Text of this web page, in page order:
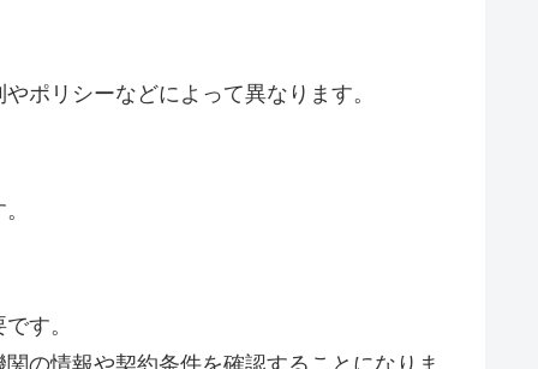
ポリシーなどによって異なります。
す。